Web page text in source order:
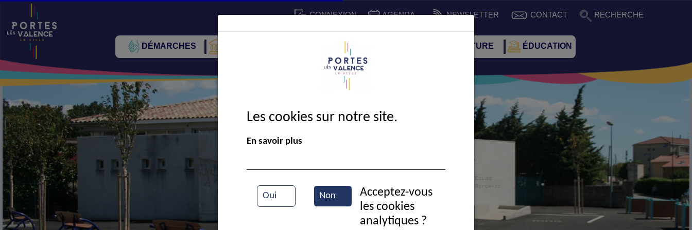
CONNEXION AGENDA NEWSLETTER CONTACT RECHERCHE
DÉMARCHES CADRE DE VIE SPORT ET CULTURE ÉDUCATION
Temple
Les cookies sur notre site.
En savoir plus
Oui Non
Acceptez-vous
les cookies
analytiques ?